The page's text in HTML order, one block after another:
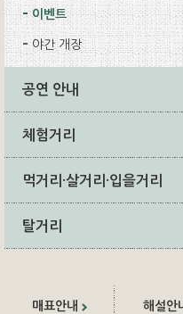
이벤트
야간 개장
공연 안내
체험거리
먹거리·살거리·입을거리
탈거리
매표안내 해설안